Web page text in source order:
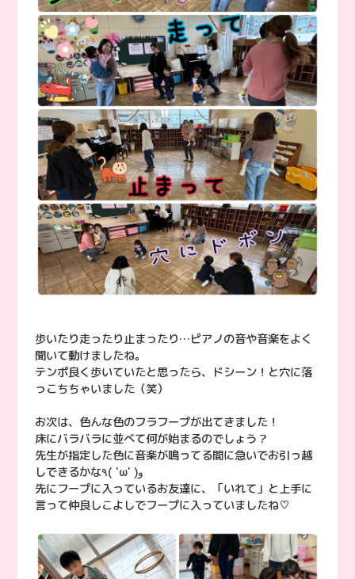
歩いたり走ったり止まったり…ピアノの音や音楽をよく
聞いて動けましたね。
テンポ良く歩いていたと思ったら、ドシーン！と穴に落
っこちちゃいました（笑）
お次は、色んな色のフラフープが出てきました！
床にバラバラに並べて何が始まるのでしょう？
先生が指定した色に音楽が鳴ってる間に急いでお引っ越
しできるかな٩( 'ω' )و
先にフープに入っているお友達に、「いれて」と上手に
言って仲良しこよしでフープに入っていましたね♡